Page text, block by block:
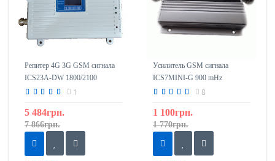
Репитер 4G 3G GSM сигнала
ICS23A-DW 1800/2100
1
5 484грн.
7 866грн.
Усилитель GSM сигнала
ICS7MINI-G 900 mHz
8
1 100грн.
1 770грн.